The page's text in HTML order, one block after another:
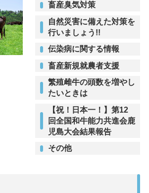
畜産臭気対策
自然災害に備えた対策を
行いましょう!!
伝染病に関する情報
畜産新規就農者支援
繁殖雌牛の頭数を増やし
たいときは
【祝！日本一！】第12
回全国和牛能力共進会鹿
児島大会結果報告
その他